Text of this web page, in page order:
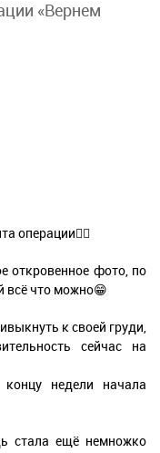
«Вернем
операции👌🏻
откровенное фото, по
всё что можно😁
к своей груди,
сейчас на
недели начала
стала ещё немножко